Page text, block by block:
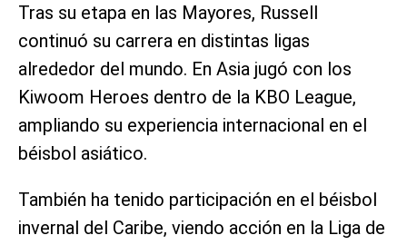
Tras su etapa en las Mayores, Russell
continuó su carrera en distintas ligas
alrededor del mundo. En Asia jugó con los
Kiwoom Heroes dentro de la KBO League,
ampliando su experiencia internacional en el
béisbol asiático.
También ha tenido participación en el béisbol
invernal del Caribe, viendo acción en la Liga de